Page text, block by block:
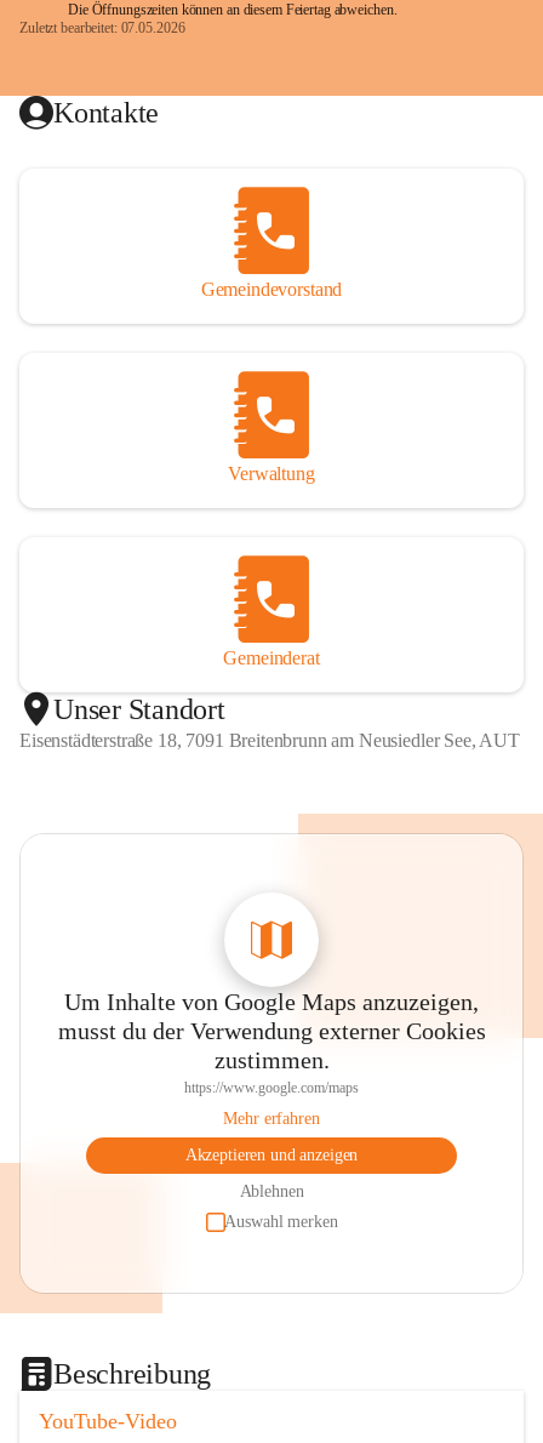
Die Öffnungszeiten können an diesem Feiertag abweichen.
Zuletzt bearbeitet: 07.05.2026
Kontakte
Gemeindevorstand
Verwaltung
Gemeinderat
Unser Standort
Eisenstädterstraße 18, 7091 Breitenbrunn am Neusiedler See, AUT
Um Inhalte von Google Maps anzuzeigen,
musst du der Verwendung externer Cookies
zustimmen.
https://www.google.com/maps
Mehr erfahren
Akzeptieren und anzeigen
Ablehnen
Auswahl merken
Beschreibung
YouTube-Video